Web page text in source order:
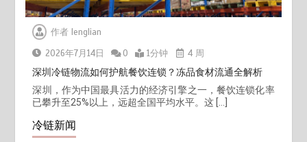
作者 lenglian
2026年7月14日
0 1分钟 4 周
深圳冷链物流如何护航餐饮连锁？冻品食材流通全解析
深圳，作为中国最具活力的经济引擎之一，餐饮连锁化率
已攀升至25%以上，远超全国平均水平。这 […]
冷链新闻